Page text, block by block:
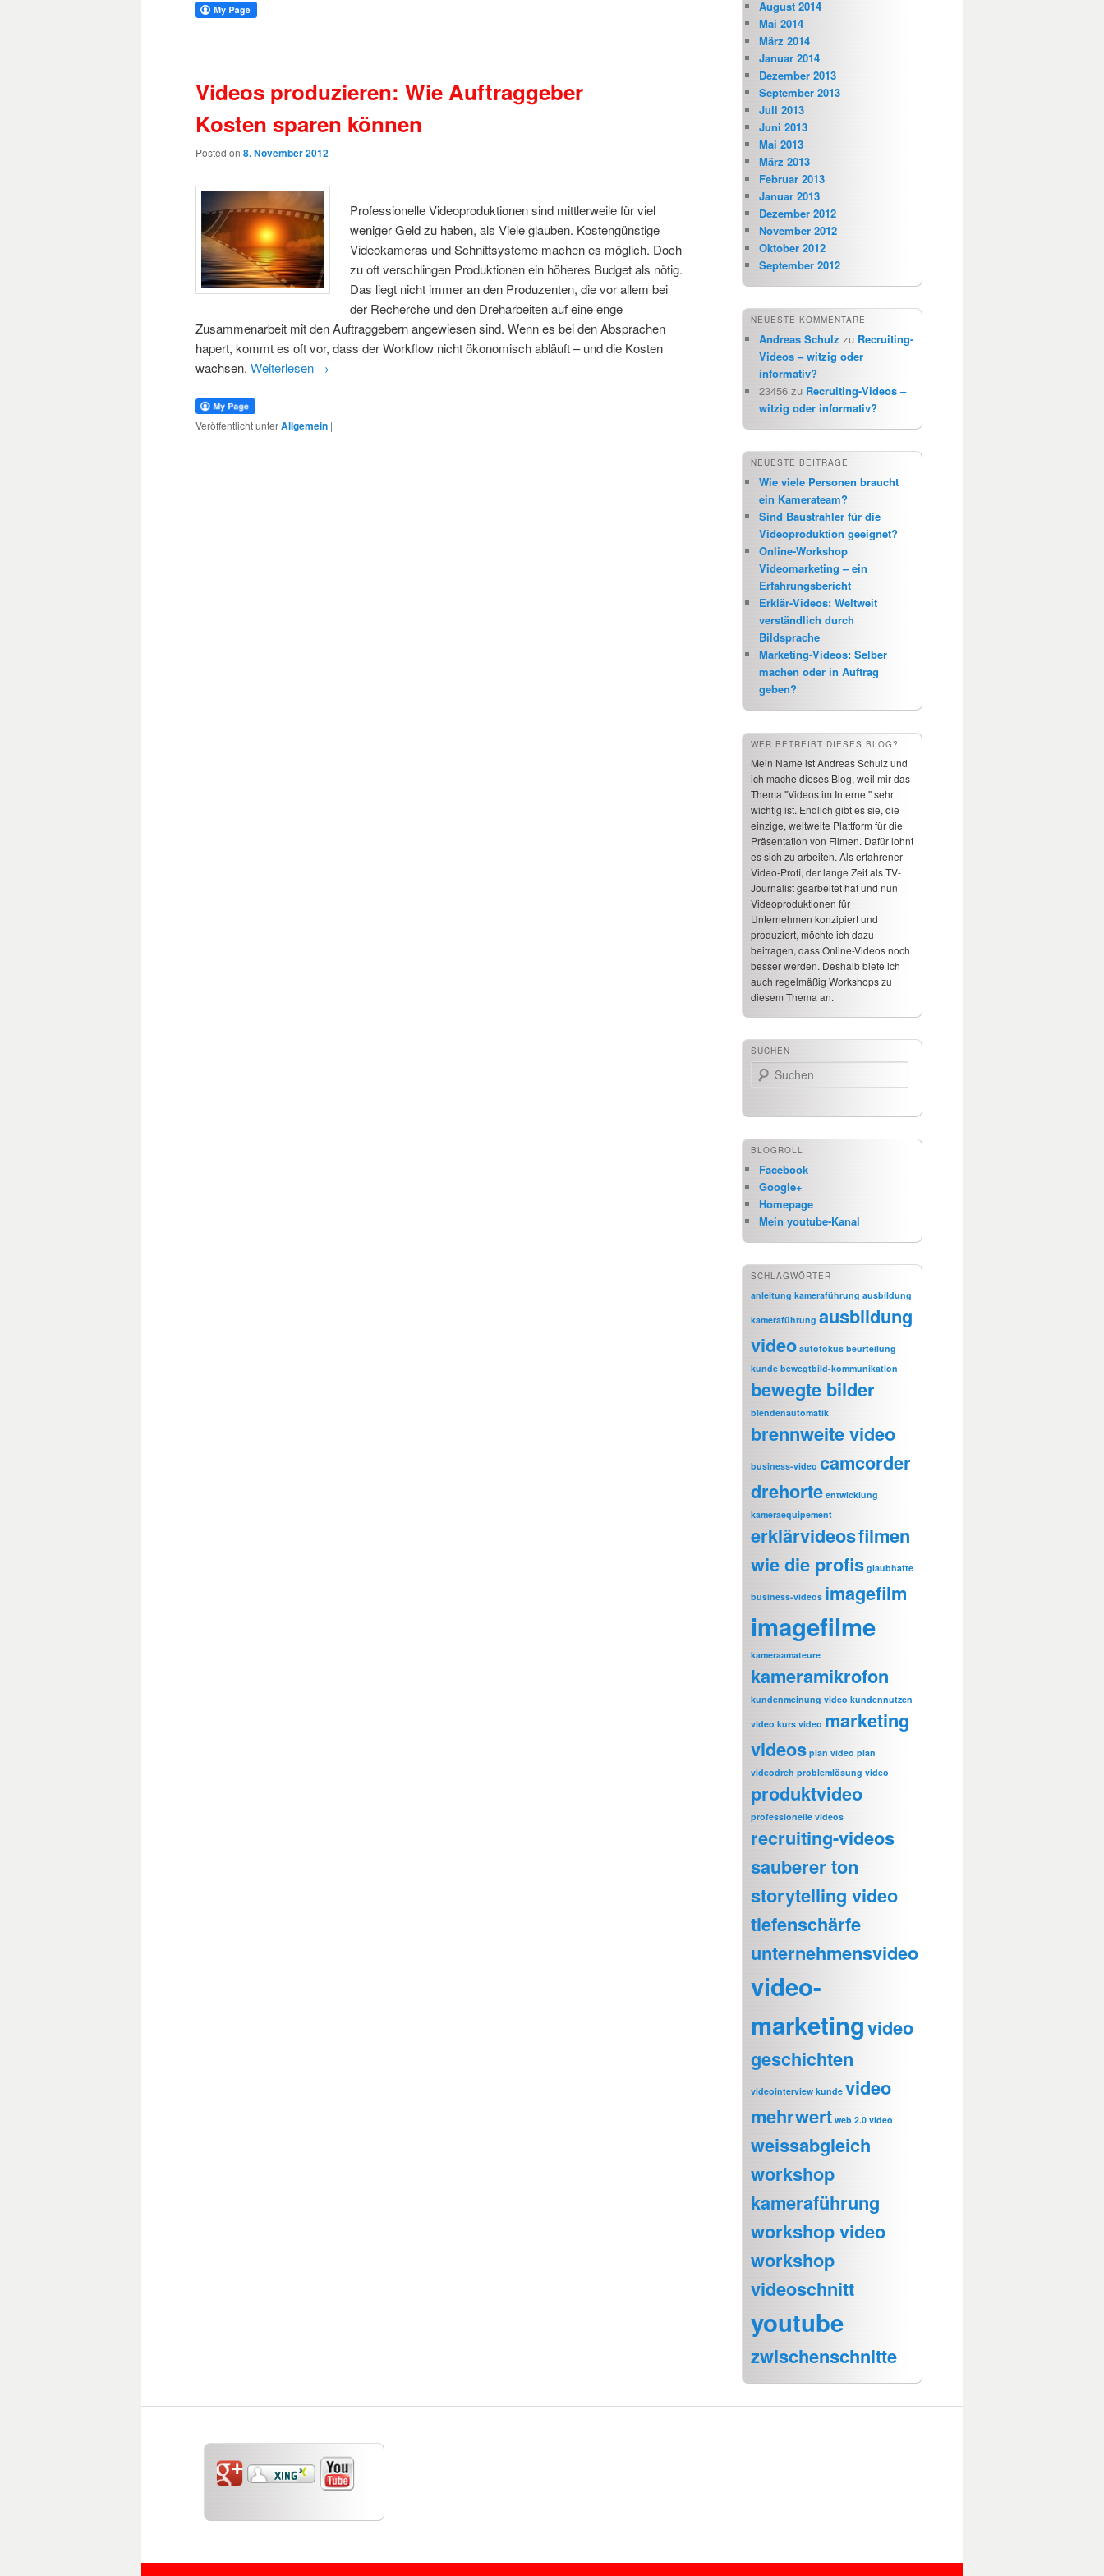
Videos produzieren: Wie Auftraggeber
Kosten sparen können
Posted on 8. November 2012
Professionelle Videoproduktionen sind mittlerweile für viel
weniger Geld zu haben, als Viele glauben. Kostengünstige
Videokameras und Schnittsysteme machen es möglich. Doch
zu oft verschlingen Produktionen ein höheres Budget als nötig.
Das liegt nicht immer an den Produzenten, die vor allem bei
der Recherche und den Dreharbeiten auf eine enge
Zusammenarbeit mit den Auftraggebern angewiesen sind. Wenn es bei den Absprachen
hapert, kommt es oft vor, dass der Workflow nicht ökonomisch abläuft – und die Kosten
wachsen. Weiterlesen →
Veröffentlicht unterAllgemein |
August 2014
Mai 2014
März 2014
Januar 2014
Dezember 2013
September 2013
Juli 2013
Juni 2013
Mai 2013
März 2013
Februar 2013
Januar 2013
Dezember 2012
November 2012
Oktober 2012
September 2012
NEUESTE KOMMENTARE
Andreas Schulz zu Recruiting-
Videos – witzig oder
informativ?
23456 zu Recruiting-Videos –
witzig oder informativ?
NEUESTE BEITRÄGE
Wie viele Personen braucht
ein Kamerateam?
Sind Baustrahler für die
Videoproduktion geeignet?
Online-Workshop
Videomarketing – ein
Erfahrungsbericht
Erklär-Videos: Weltweit
verständlich durch
Bildsprache
Marketing-Videos: Selber
machen oder in Auftrag
geben?
WER BETREIBT DIESES BLOG?
Mein Name ist Andreas Schulz und
ich mache dieses Blog, weil mir das
Thema "Videos im Internet" sehr
wichtig ist. Endlich gibt es sie, die
einzige, weltweite Plattform für die
Präsentation von Filmen. Dafür lohnt
es sich zu arbeiten. Als erfahrener
Video-Profi, der lange Zeit als TV-
Journalist gearbeitet hat und nun
Videoproduktionen für
Unternehmen konzipiert und
produziert, möchte ich dazu
beitragen, dass Online-Videos noch
besser werden. Deshalb biete ich
auch regelmäßig Workshops zu
diesem Thema an.
SUCHEN
Suchen
BLOGROLL
Facebook
Google+
Homepage
Mein youtube-Kanal
SCHLAGWÖRTER
anleitung kameraführung ausbildung
kameraführung ausbildung
video autofokus beurteilung
kunde bewegtbild-kommunikation
bewegte bilder
blendenautomatik
brennweite video
business-video camcorder
drehorte entwicklung
kameraequipement
erklärvideosfilmen
wie die profis glaubhafte
business-videos imagefilm
imagefilme
kameraamateure
kameramikrofon
kundenmeinung video kundennutzen
video kurs video marketing
videos plan video plan
videodreh problemlösung video
produktvideo
professionelle videos
recruiting-videos
sauberer ton
storytelling video
tiefenschärfe
unternehmensvideo
video-
marketingvideo
geschichten
videointerview kunde video
mehrwert web 2.0 video
weissabgleich
workshop
kameraführung
workshop video
workshop
videoschnitt
youtube
zwischenschnitte